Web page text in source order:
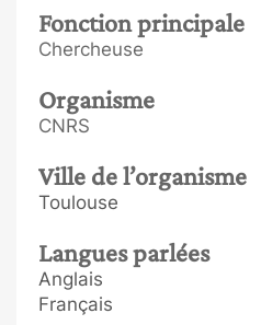
Fonction principale
Chercheuse
Organisme
CNRS
Ville de l’organisme
Toulouse
Langues parlées
Anglais
Français